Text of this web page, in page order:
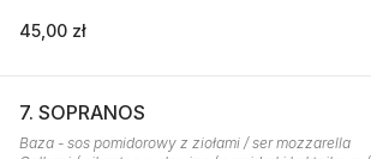
45,00 zł
7. SOPRANOS
Baza - sos pomidorowy z ziołami / ser mozzarella